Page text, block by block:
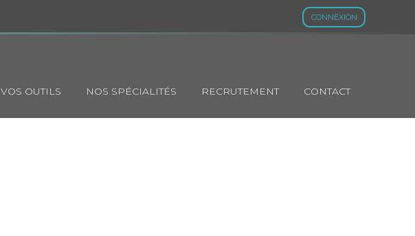
CONNEXION
VOS OUTILS NOS SPÉCIALITÉS RECRUTEMENT CONTACT